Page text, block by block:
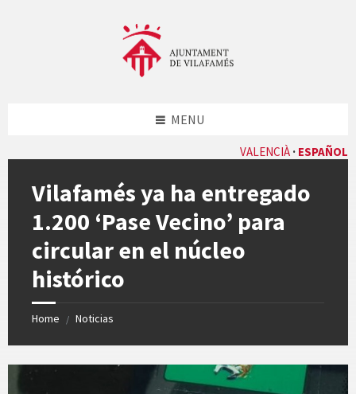
VALENCIÀ ESPAÑOL
MENU
Vilafamés ya ha entregado
1.200 ‘Pase Vecino’ para
circular en el núcleo
histórico
Home / Noticias